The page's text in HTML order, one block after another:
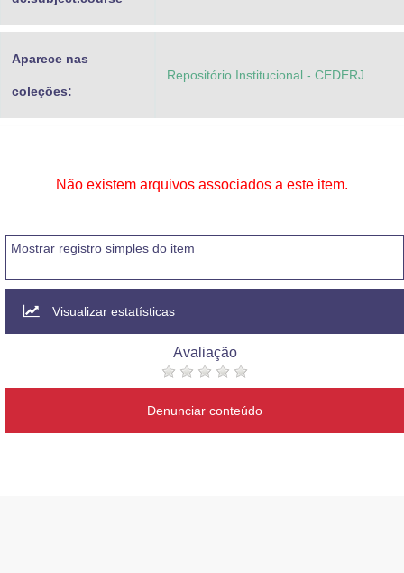
Aparece nas
coleções:
Repositório Institucional - CEDERJ
Não existem arquivos associados a este item.
Mostrar registro simples do item
Visualizar estatísticas
Avaliação
Denunciar conteúdo